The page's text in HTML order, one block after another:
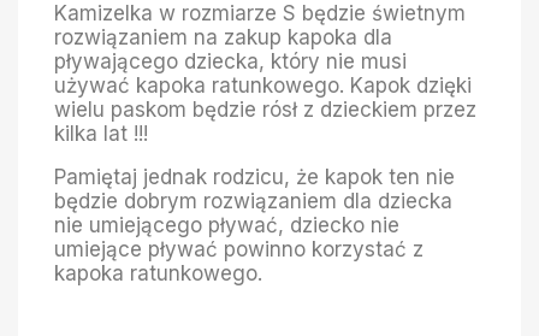
Kamizelka w rozmiarze S będzie świetnym
rozwiązaniem na zakup kapoka dla
pływającego dziecka, który nie musi
używać kapoka ratunkowego. Kapok dzięki
wielu paskom będzie rósł z dzieckiem przez
kilka lat !!!
Pamiętaj jednak rodzicu, że kapok ten nie
będzie dobrym rozwiązaniem dla dziecka
nie umiejącego pływać, dziecko nie
umiejące pływać powinno korzystać z
kapoka ratunkowego.